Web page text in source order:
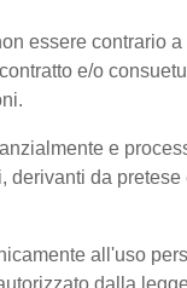
essere contrario
e/o
e
da
all'uso
dalla